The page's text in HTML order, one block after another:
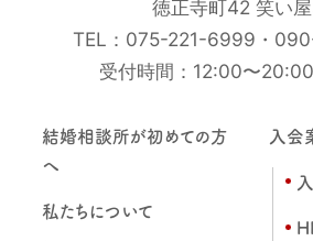
徳正寺町42 笑い
TEL： 075-221-6999 ・
受付時間：12:00〜
結婚相談所が初めての方
へ
私たちについて
入会